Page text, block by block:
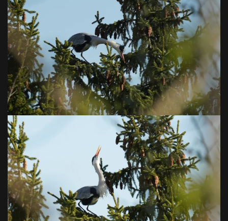
VOIR EN GRAND
VOIR EN GRAND